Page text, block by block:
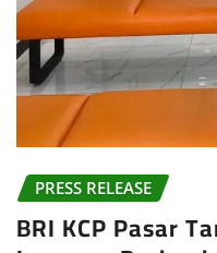
PRESS RELEASE
BRI KCP Pasar